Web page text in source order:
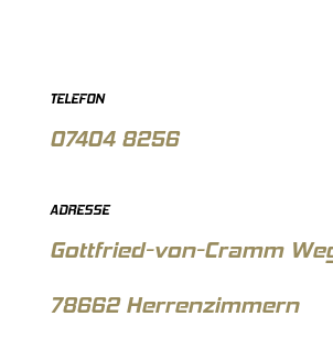
TELEFON
07404 8256
ADRESSE
Gottfried-von-Cramm
78662 Herrenzimmern